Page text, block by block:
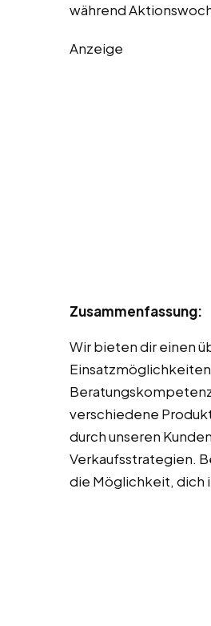
während
Anzeige
Zusammenfassung:
Wir bieten dir einen
verschiedene
durch unseren
Verkaufsstrategien.
die Möglichkeit, dich